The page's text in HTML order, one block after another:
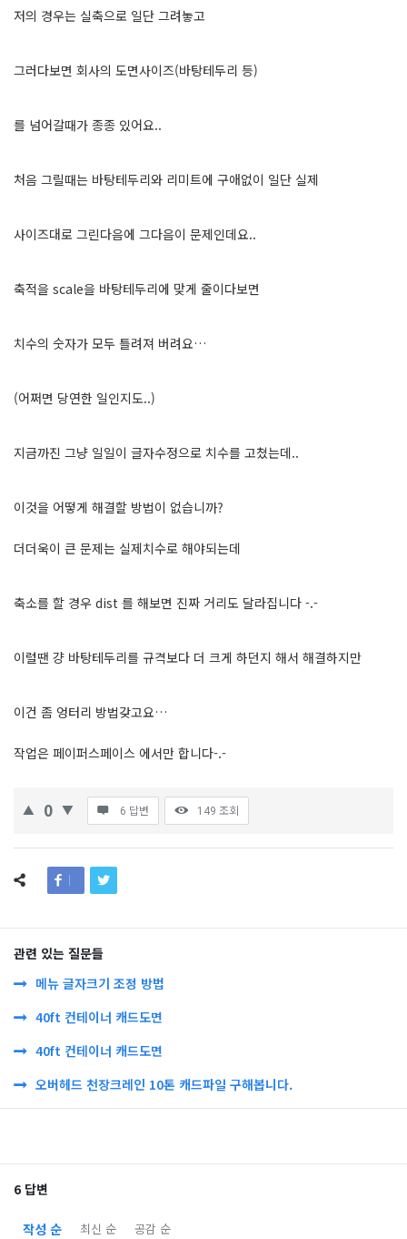
저의 경우는 실축으로 일단 그려놓고
그러다보면 회사의 도면사이즈(바탕테두리 등)
를 넘어갈때가 종종 있어요..
처음 그릴때는 바탕테두리와 리미트에 구애없이 일단 실제
사이즈대로 그린다음에 그다음이 문제인데요..
축적을 scale을 바탕테두리에 맞게 줄이다보면
치수의 숫자가 모두 틀려져 버려요…
(어쩌면 당연한 일인지도..)
지금까진 그냥 일일이 글자수정으로 치수를 고쳤는데..
이것을 어떻게 해결할 방법이 없습니까?
더더욱이 큰 문제는 실제치수로 해야되는데
축소를 할 경우 dist 를 해보면 진짜 거리도 달라집니다 -.-
이럴땐 걍 바탕테두리를 규격보다 더 크게 하던지 해서 해결하지만
이건 좀 엉터리 방법갖고요…
작업은 페이퍼스페이스 에서만 합니다-.-
0 6 답변 149 조회
관련 있는 질문들
메뉴 글자크기 조정 방법
40ft 컨테이너 캐드도면
40ft 컨테이너 캐드도면
오버헤드 천장크레인 10톤 캐드파일 구해봅니다.
6 답변
작성 순 최신 순 공감 순